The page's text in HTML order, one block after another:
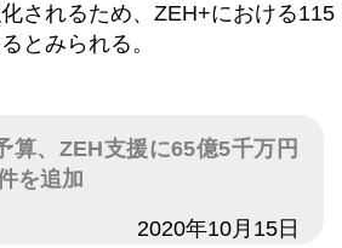
されるため、ZEH+における115
とみられる。
算、ZEH支援に65億5千万円
を追加
2020年10月15日